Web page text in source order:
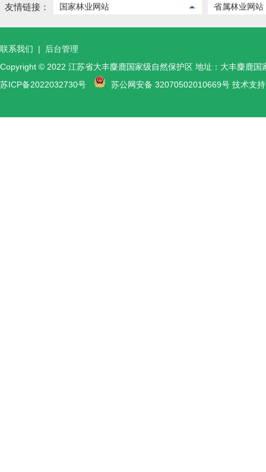
友情链接： 国家林业网站 省属林业网站
联系我们 |
后台管理
Copyright © 2022 江苏省大丰麋鹿国家级自然保护区 地址：大丰麋鹿
苏ICP备2022032730号
苏公网安备 32070502010669号 技术支